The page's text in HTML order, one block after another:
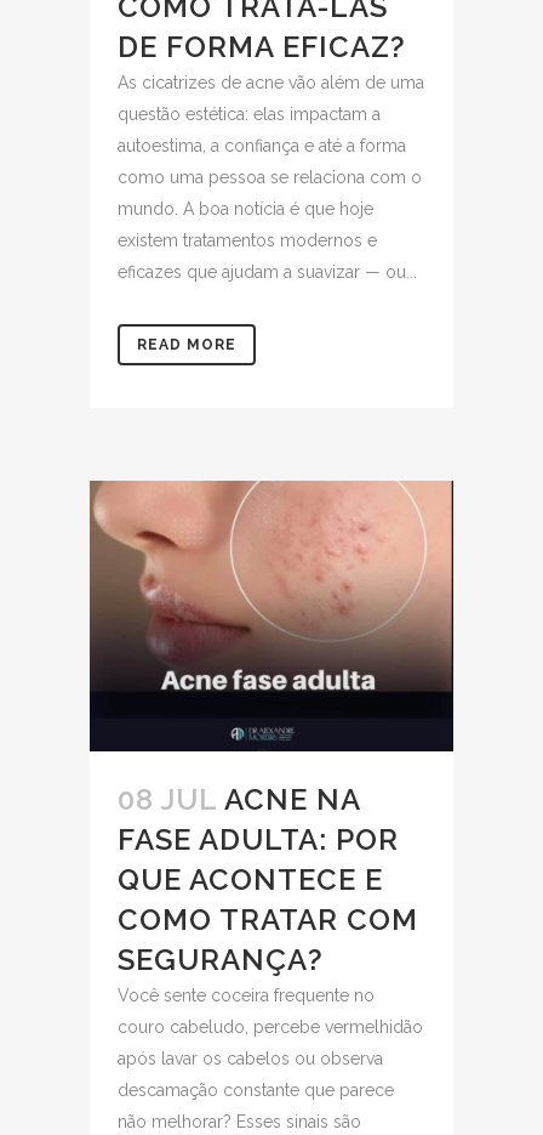
DE FORMA EFICAZ?
As cicatrizes de acne vão além de uma
questão estética: elas impactam a
autoestima, a confiança e até a forma
como uma pessoa se relaciona com o
mundo. A boa notícia é que hoje
existem tratamentos modernos e
eficazes que ajudam a suavizar — ou...
READ MORE
08 JUL ACNE NA
FASE ADULTA: POR
QUE ACONTECE E
COMO TRATAR COM
SEGURANÇA?
Você sente coceira frequente no
couro cabeludo, percebe vermelhidão
após lavar os cabelos ou observa
descamação constante que parece
não melhorar? Esses sinais são